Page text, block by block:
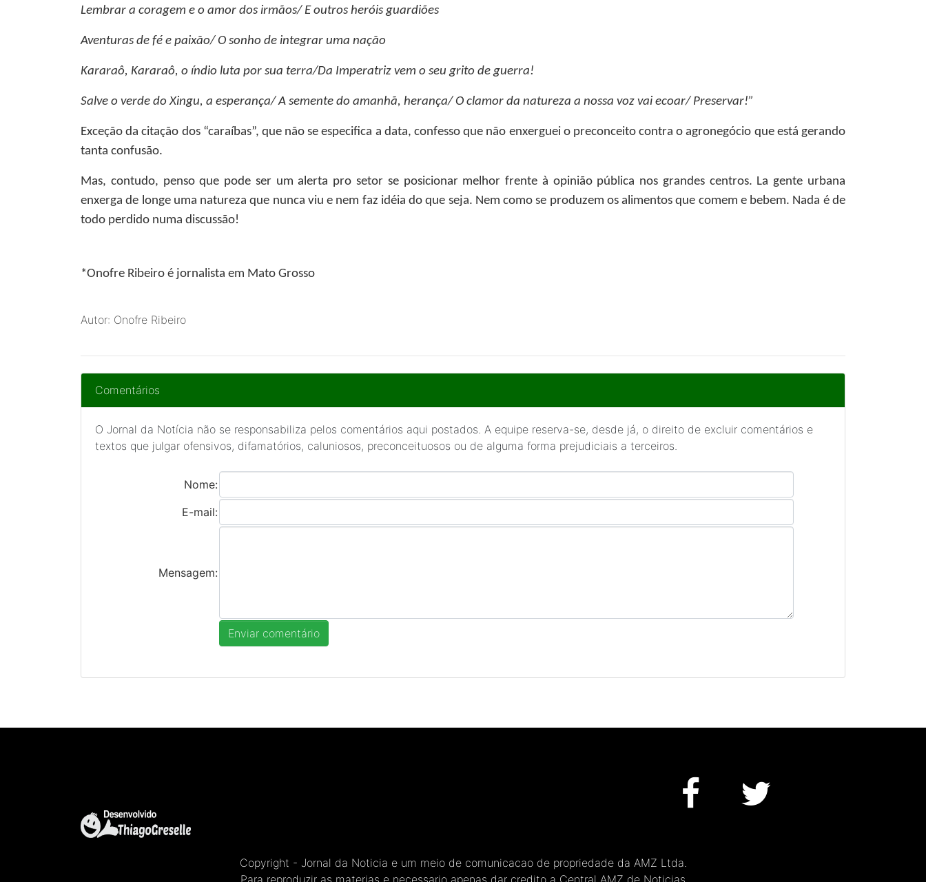
Lembrar a coragem e o amor dos irmãos/ E outros heróis guardiões
Aventuras de fé e paixão/ O sonho de integrar uma nação
Kararaô, Kararaô, o índio luta por sua terra/Da Imperatriz vem o seu grito de guerra!
Salve o verde do Xingu, a esperança/ A semente do amanhã, herança/ O clamor da natureza a nossa voz vai ecoar/ Preservar!”
Exceção da citação dos “caraíbas”, que não se especifica a data, confesso que não enxerguei o preconceito contra o agronegócio que está gerando
tanta confusão.
Mas, contudo, penso que pode ser um alerta pro setor se posicionar melhor frente à opinião pública nos grandes centros. La gente urbana
enxerga de longe uma natureza que nunca viu e nem faz idéia do que seja. Nem como se produzem os alimentos que comem e bebem. Nada é de
todo perdido numa discussão!
*Onofre Ribeiro é jornalista em Mato Grosso
Autor: Onofre Ribeiro
Comentários
O Jornal da Notícia não se responsabiliza pelos comentários aqui postados. A equipe reserva-se, desde já, o direito de excluir comentários e
textos que julgar ofensivos, difamatórios, caluniosos, preconceituosos ou de alguma forma prejudiciais a terceiros.
Nome:
E-mail:
Mensagem:
Copyright - Jornal da Noticia e um meio de comunicacao de propriedade da AMZ Ltda.
Para reproduzir as materias e necessario apenas dar credito a Central AMZ de Noticias